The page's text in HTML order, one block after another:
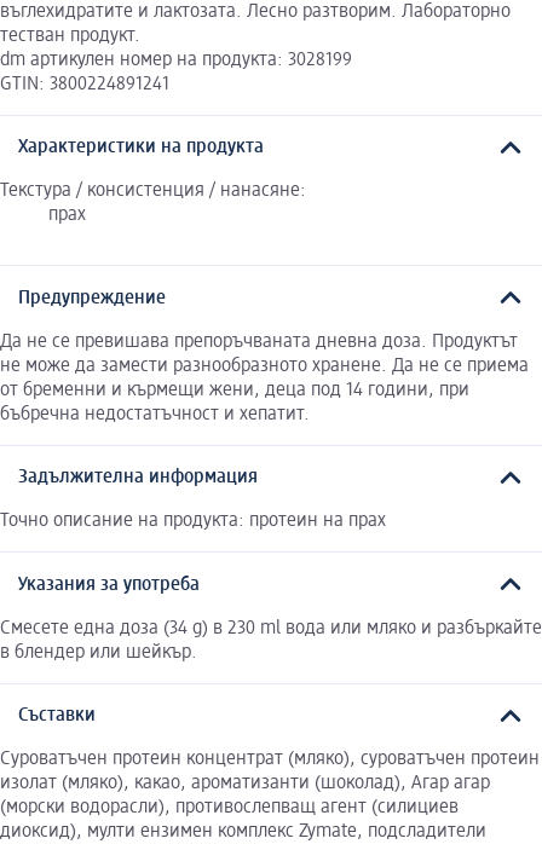
въглехидратите и лактозата. Лесно разтворим. Лабораторно
тестван продукт.
dm артикулен номер на продукта: 3028199
GTIN: 3800224891241
Характеристики на продукта
Текстура / консистенция / нанасяне:
прах
Предупреждение
Да не се превишава препоръчваната дневна доза. Продуктът
не може да замести разнообразното хранене. Да не се приема
от бременни и кърмещи жени, деца под 14 години, при
бъбречна недостатъчност и хепатит.
Задължителна информация
Точно описание на продукта: протеин на прах
Указания за употреба
Смесете една доза (34 g) в 230 ml вода или мляко и разбъркайте
в блендер или шейкър.
Съставки
Суроватъчен протеин концентрат (мляко), суроватъчен протеин
изолат (мляко), какао, ароматизанти (шоколад), Агар агар
(морски водорасли), противослепващ агент (силициев
диоксид), мулти ензимен комплекс Zymate, подсладители